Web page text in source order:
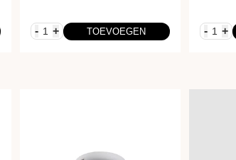
- + TOEVOEGEN - +